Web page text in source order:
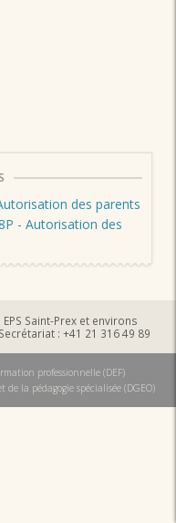
des parents
- Autorisation des
Saint-Prex et environs
: +41 21 316 49 89
professionnelle (DEF)
la pédagogie spécialisée (DGEO)